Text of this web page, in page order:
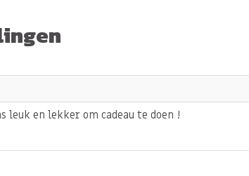
leuk en lekker om cadeau te doen !